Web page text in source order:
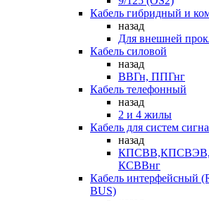
Кабель гибридный и
назад
Для внешней
Кабель силовой
назад
ВВГн, ППГнг
Кабель телефонный
назад
2 и 4 жилы
Кабель для систем
назад
КСВВнг
Кабель интерфейсный
BUS)